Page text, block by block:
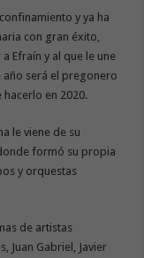
y ya ha
con gran éxito,
Efraín y al que le une
año será el pregonero
hacerlo en 2020.
le viene de su
formó su propia
y orquestas
de artistas
Juan Gabriel, Javier